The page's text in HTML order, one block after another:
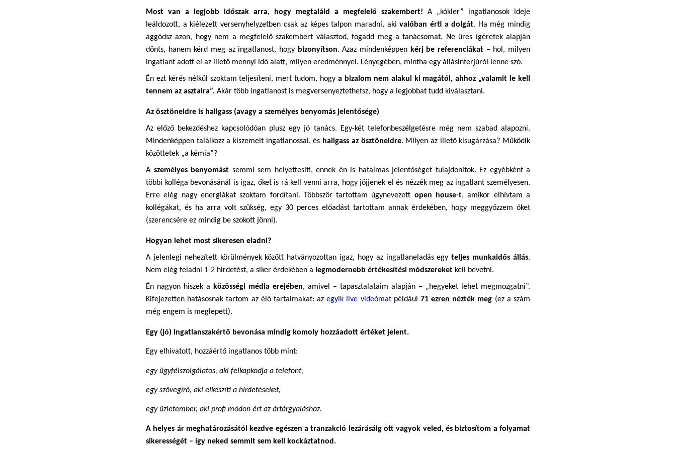
Most van a legjobb időszak arra, hogy megtaláld a megfelelő szakembert!
A „kókler” ingatlanosok ideje
leáldozott, a kiélezett versenyhelyzetben csak az képes talpon maradni, aki valóban érti a dolgát. Ha még mindig
aggódsz azon, hogy nem a megfelelő szakembert választod, fogadd meg a tanácsomat. Ne üres ígéretek alapján
dönts, hanem kérd meg az ingatlanost, hogy bizonyítson. Azaz mindenképpen kérj be referenciákat – hol, milyen
ingatlant adott el az illető mennyi idő alatt, milyen eredménnyel. Lényegében, mintha egy állásinterjúról lenne szó.
Én ezt kérés nélkül szoktam teljesíteni, mert tudom, hogy a bizalom nem alakul ki magától, ahhoz „valamit le kell
tennem az asztalra”. Akár több ingatlanost is megversenyeztethetsz, hogy a legjobbat tudd kiválasztani.
Az ösztöneidre is hallgass (avagy a személyes benyomás jelentősége)
Az előző bekezdéshez kapcsolódóan plusz egy jó tanács. Egy-két telefonbeszélgetésre még nem szabad alapozni.
Mindenképpen találkozz a kiszemelt ingatlanossal, és hallgass az ösztöneidre. Milyen az illető kisugárzása? Működik
közöttetek „a kémia”?
A személyes benyomást semmi sem helyettesíti, ennek én is hatalmas jelentőséget tulajdonítok. Ez egyébként a
többi kolléga bevonásánál is igaz, őket is rá kell venni arra, hogy jöjjenek el és nézzék meg az ingatlant személyesen.
Erre elég nagy energiákat szoktam fordítani. Többször tartottam úgynevezett open house-t, amikor elhívtam a
kollégákat, és ha arra volt szükség, egy 30 perces előadást tartottam annak érdekében, hogy meggyőzzem őket
(szerencsére ez mindig be szokott jönni).
Hogyan lehet most sikeresen eladni?
A jelenlegi nehezített körülmények között hatványozottan igaz, hogy az ingatlaneladás egy teljes munkaidős állás.
Nem elég feladni 1-2 hirdetést, a siker érdekében a legmodernebb értékesítési módszereket kell bevetni.
Én nagyon hiszek a közösségi média erejében, amivel – tapasztalataim alapján – „hegyeket lehet megmozgatni”.
Kifejezetten hatásosnak tartom az élő tartalmakat: az egyik live videómat például 71 ezren nézték meg (ez a szám
még engem is meglepett).
Egy (jó) ingatlanszakértő bevonása mindig komoly hozzáadott értéket jelent.
Egy elhivatott, hozzáértő ingatlanos több mint:
egy ügyfélszolgálatos, aki felkapkodja a telefont,
egy szövegíró, aki elkészíti a hirdetéseket,
egy üzletember, aki profi módon ért az ártárgyaláshoz.
A helyes ár meghatározásától kezdve egészen a tranzakció lezárásáig ott vagyok veled, és biztosítom a folyamat
sikerességét – így neked semmit sem kell kockáztatnod.